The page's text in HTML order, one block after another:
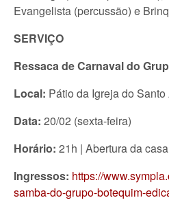
Evangelista (percussão) e
SERVIÇO
Ressaca de Carnaval do
Local: Pátio da Igreja do
Data: 20/02 (sexta-feira)
Horário: 21h | Abertura da
Ingressos: https://
samba-do-grupo-botequim-